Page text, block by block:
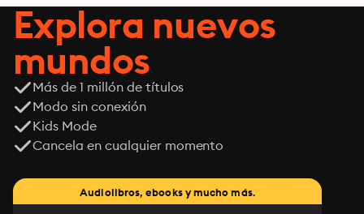
Explora nuevos
mundos
Más de 1 millón de títulos
Modo sin conexión
Kids Mode
Cancela en cualquier momento
Audiolibros, ebooks y mucho más.